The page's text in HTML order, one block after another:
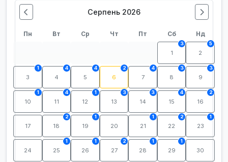
Серпень 2026
Пн Вт Ср Чт Пт Сб Нд
1
3
2
5
3
1
4
4
5
4
6
2
7
4
8
3
9
3
10
1
11
4
12
1
13
3
14
3
15
4
16
2
17 18
2
19
1
20 21
1
22
2
23
1
24 25
1
26
1
27
2
28
1
29
1
30